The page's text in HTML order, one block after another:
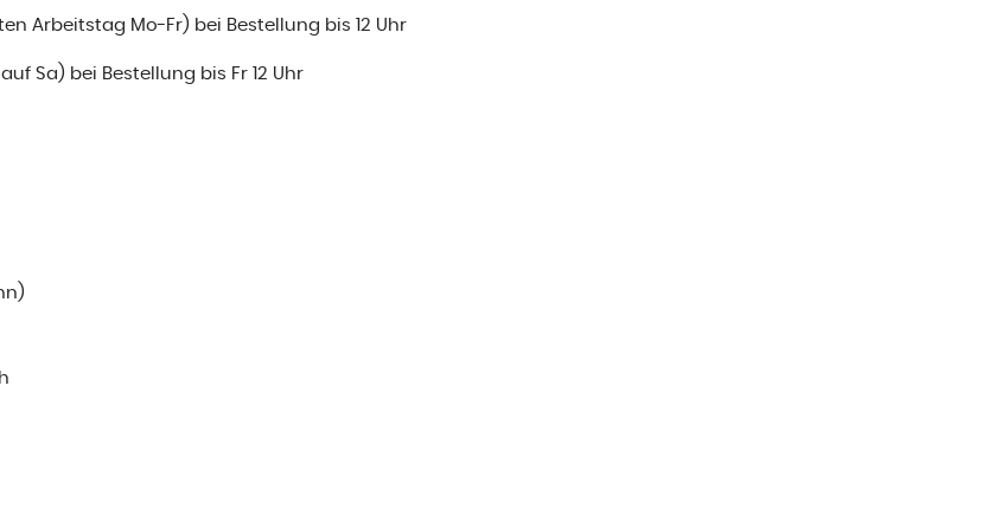
Arbeitstag Mo-Fr) bei Bestellung bis 12 Uhr
Sa) bei Bestellung bis Fr 12 Uhr